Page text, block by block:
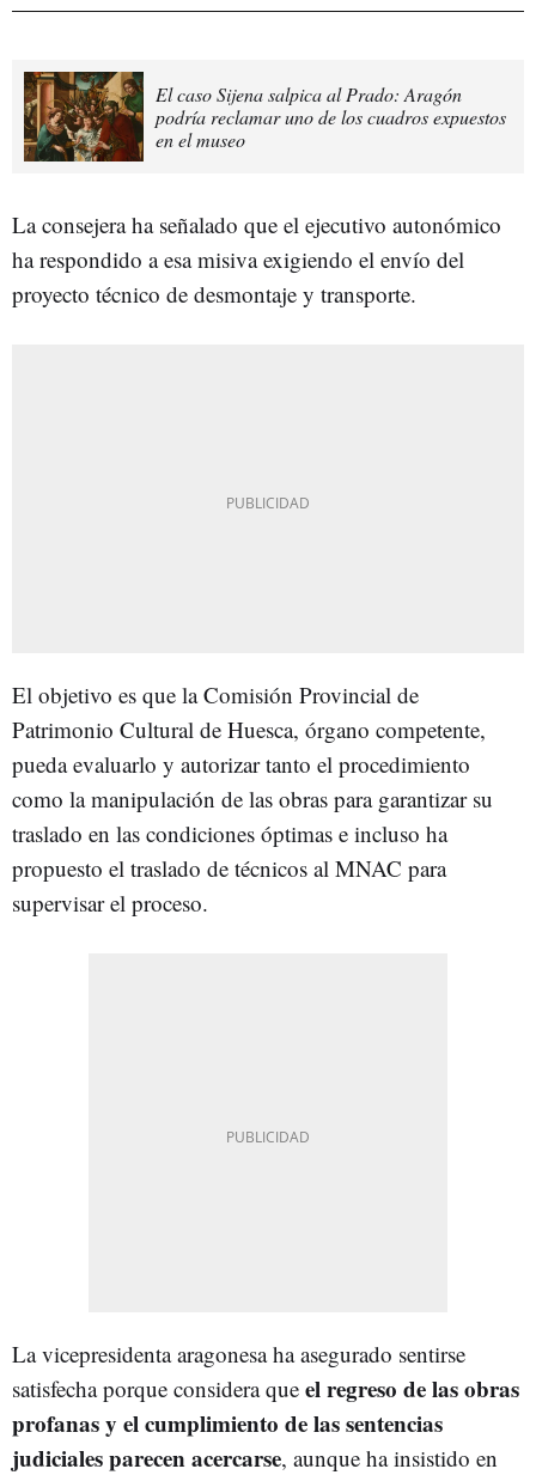
El caso Sijena salpica al Prado: Aragón
podría reclamar uno de los cuadros expuestos
en el museo
La consejera ha señalado que el ejecutivo autonómico
ha respondido a esa misiva exigiendo el envío del
proyecto técnico de desmontaje y transporte.
El objetivo es que la Comisión Provincial de
Patrimonio Cultural de Huesca, órgano competente,
pueda evaluarlo y autorizar tanto el procedimiento
como la manipulación de las obras para garantizar su
traslado en las condiciones óptimas e incluso ha
propuesto el traslado de técnicos al MNAC para
supervisar el proceso.
La vicepresidenta aragonesa ha asegurado sentirse
satisfecha porque considera que el regreso de las obras
profanas y el cumplimiento de las sentencias
judiciales parecen acercarse, aunque ha insistido en